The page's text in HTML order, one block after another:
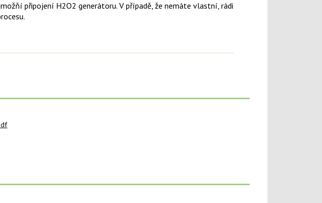
připojení H2O2 generátoru. V případě, že nemáte vlastní, rádi